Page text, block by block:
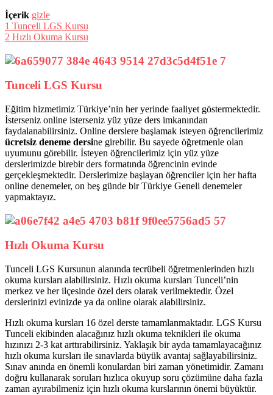
İçerik gizle
1 Tunceli LGS Kursu
2 Hızlı Okuma Kursu
Tunceli LGS Kursu
Eğitim hizmetimiz Türkiye’nin her yerinde faaliyet göstermektedir.
İsterseniz online isterseniz yüz yüze ders imkanından
faydalanabilirsiniz. Online derslere başlamak isteyen öğrencilerimiz
ücretsiz deneme dersine girebilir. Bu sayede öğretmenle olan
uyumunu görebilir. İsteyen öğrencilerimiz için yüz yüze
derslerimizde birebir ders formatında öğrencinin evinde
gerçekleşmektedir. Derslerimize başlayan öğrenciler için her hafta
online denemeler, on beş günde bir Türkiye Geneli denemeler
yapmaktayız.
Hızlı Okuma Kursu
Tunceli LGS Kursunun alanında tecrübeli öğretmenlerinden hızlı
okuma kursları alabilirsiniz. Hızlı okuma kursları Tunceli’nin
merkez ve her ilçesinde özel ders olarak verilmektedir. Özel
derslerinizi evinizde ya da online olarak alabilirsiniz.
Hızlı okuma kursları 16 özel derste tamamlanmaktadır. LGS Kursu
Tunceli ekibinden alacağınız hızlı okuma teknikleri ile okuma
hızınızı 2-3 kat arttırabilirsiniz. Yaklaşık bir ayda tamamlayacağınız
hızlı okuma kursları ile sınavlarda büyük avantaj sağlayabilirsiniz.
Sınav anında en önemli konulardan biri zaman yönetimidir. Zamanı
doğru kullanarak soruları hızlıca okuyup soru çözümüne daha fazla
zaman ayırabilmeniz için hızlı okuma kurslarının önemi büyüktür.